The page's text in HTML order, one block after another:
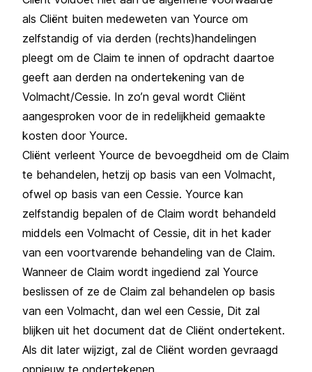
als Cliënt buiten medeweten van Yource om
zelfstandig of via derden (rechts)handelingen
pleegt om de Claim te innen of opdracht daartoe
geeft aan derden na ondertekening van de
Volmacht/Cessie. In zo’n geval wordt Cliënt
aangesproken voor de in redelijkheid gemaakte
kosten door Yource.
Cliënt verleent Yource de bevoegdheid om de Claim
te behandelen, hetzij op basis van een Volmacht,
ofwel op basis van een Cessie. Yource kan
zelfstandig bepalen of de Claim wordt behandeld
middels een Volmacht of Cessie, dit in het kader
van een voortvarende behandeling van de Claim.
Wanneer de Claim wordt ingediend zal Yource
beslissen of ze de Claim zal behandelen op basis
van een Volmacht, dan wel een Cessie, Dit zal
blijken uit het document dat de Cliënt ondertekent.
Als dit later wijzigt, zal de Cliënt worden gevraagd
opnieuw te ondertekenen.